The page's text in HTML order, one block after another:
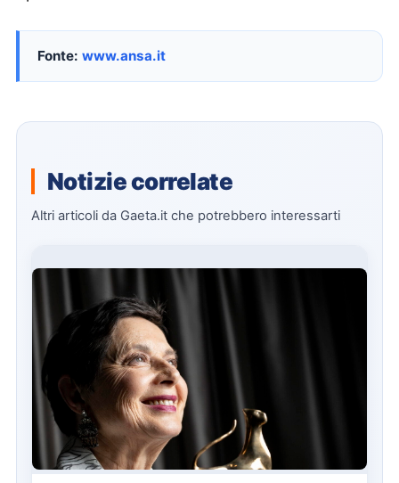
Fonte: www.ansa.it
Notizie correlate
Altri articoli da Gaeta.it che potrebbero interessarti